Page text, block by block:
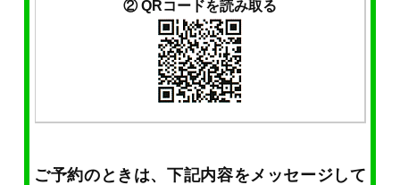
② QRコードを読み取る
ご予約のときは、下記内容をメッセージして